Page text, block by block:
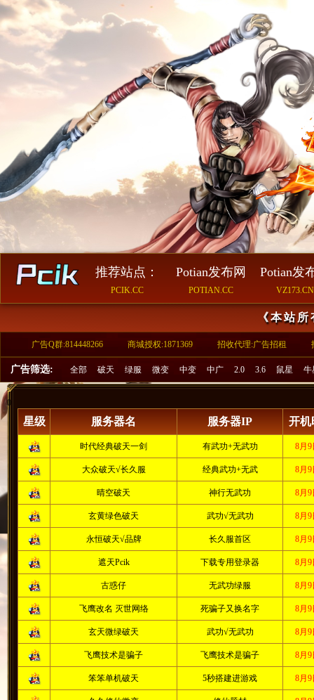
推荐站点：
PCIK.CC
Potian发布网
POTIAN.CC
Potian发
VZ173.CN
《本站
广告Q群:814448266 商城授权:1871369 招收代理:广告招租
广告筛选: 全部 破天 绿服 微变 中变 中广 2.0 3.6 鼠星 牛
0
星级 服务器名 服务器IP 开机
时代经典破天一剑 有武功+无武功 8月
大众破天√长久服 经典武功+无武 8月
晴空破天 神行无武功 8月
玄黄绿色破天 武功√无武功 8月
永恒破天√品牌 长久服首区 8月
遮天Pcik 下载专用登录器 8月
古惑仔 无武功绿服 8月
飞鹰改名 灭世网络 死骗子又换名字 8月
玄天微绿破天 武功√无武功 8月
飞鹰技术是骗子 飞鹰技术是骗子 8月
笨笨单机破天 5秒搭建进游戏 8月